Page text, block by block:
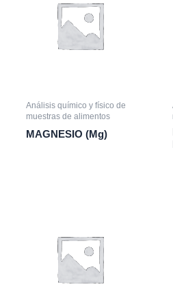
Análisis químico y físico de
muestras de alimentos
MAGNESIO (Mg)